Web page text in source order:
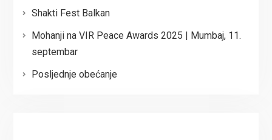
Shakti Fest Balkan
Mohanji na VIR Peace Awards 2025 | Mumbaj, 11.
septembar
Posljednje obećanje